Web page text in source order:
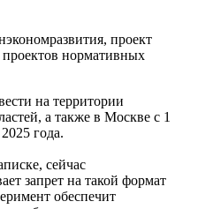
проект
проектов нормативных
на территории
а также в Москве с 1
года.
сейчас
запрет на такой формат
обеспечит